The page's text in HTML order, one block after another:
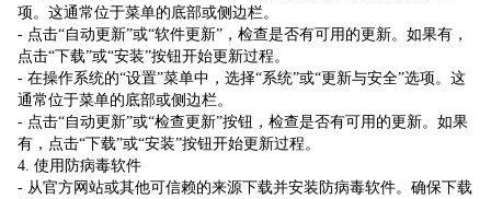
项。这通常位于菜单的底部或侧边栏。
- 点击“自动更新”或“软件更新”，检查是否有可用的更新。如果有，
点击“下载”或“安装”按钮开始更新过程。
- 在操作系统的“设置”菜单中，选择“系统”或“更新与安全”选项。这
通常位于菜单的底部或侧边栏。
- 点击“自动更新”或“检查更新”按钮，检查是否有可用的更新。如果
有，点击“下载”或“安装”按钮开始更新过程。
4. 使用防病毒软件
- 从官方网站或其他可信赖的来源下载并安装防病毒软件。确保下载